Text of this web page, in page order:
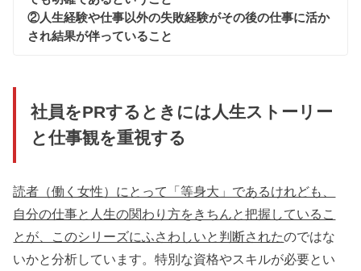
②人生経験や仕事以外の失敗経験がその後の仕事に活か
され結果が伴っていること
社員をPRするときには人生ストーリー
と仕事観を重視する
読者（働く女性）にとって「等身大」であるけれども、
自分の仕事と人生の関わり方をきちんと把握しているこ
とが、このシリーズにふさわしいと判断されたのではな
いかと分析しています。特別な資格やスキルが必要とい